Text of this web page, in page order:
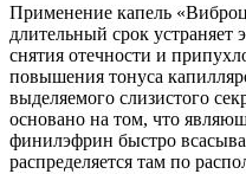
Применение капель
длительный срок устраняет
снятия отечности и
повышения тонуса
выделяемого слизистого
основано на том, что
финилэфрин быстро
распределяется там по